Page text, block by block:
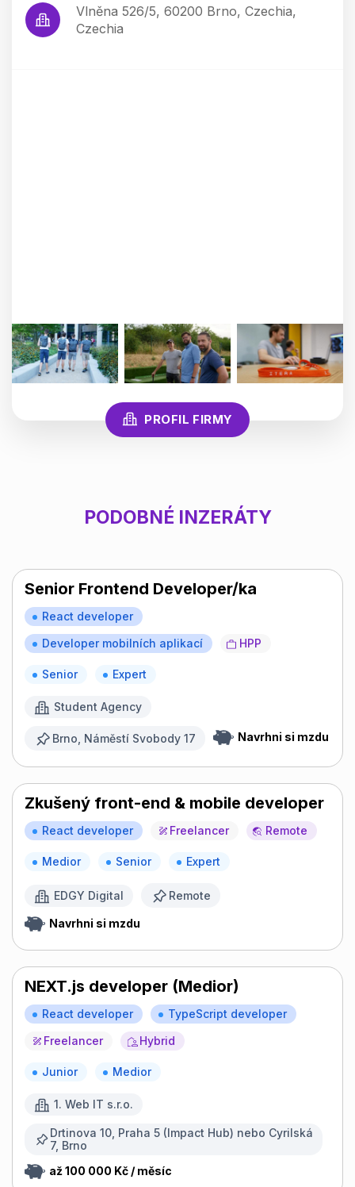
Vlněna 526/5, 60200 Brno, Czechia,
Czechia
PROFIL FIRMY
PODOBNÉ INZERÁTY
Senior Frontend Developer/ka
React developer
Developer mobilních aplikací
HPP
Senior Expert
Student Agency
Brno, Náměstí Svobody 17 Navrhni si mzdu
Zkušený front-end & mobile developer
React developer Freelancer Remote
Medior Senior Expert
EDGY Digital Remote
Navrhni si mzdu
NEXT.js developer (Medior)
React developer
TypeScript developer
Freelancer
Hybrid
Junior Medior
1. Web IT s.r.o.
Drtinova 10, Praha 5 (Impact Hub) nebo Cyrilská
7, Brno
až 100 000 Kč / měsíc